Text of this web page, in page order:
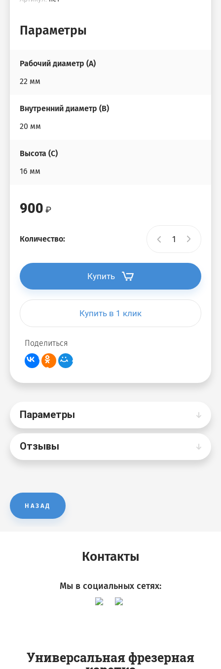
Параметры
Рабочий диаметр (А)
22 мм
Внутренний диаметр (B)
20 мм
Высота (С)
16 мм
900
Количество:
Купить
Купить в 1 клик
Поделиться
Параметры
Отзывы
НАЗАД
Универсальная фрезерная
Контакты
Мы в социальных сетях: